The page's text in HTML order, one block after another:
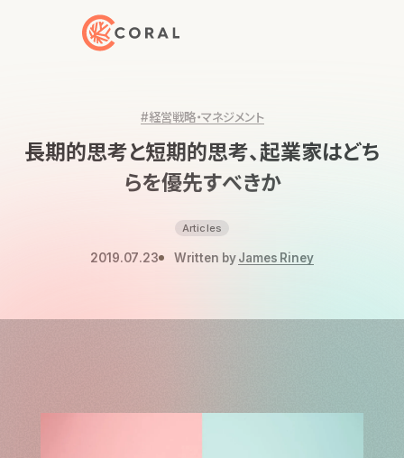
トップページへ戻る
#経営戦略・マネジメント
長期的思考と短期的思考、起業家はどち
らを優先すべきか
Articles
2019.07.23 Written byJames Riney